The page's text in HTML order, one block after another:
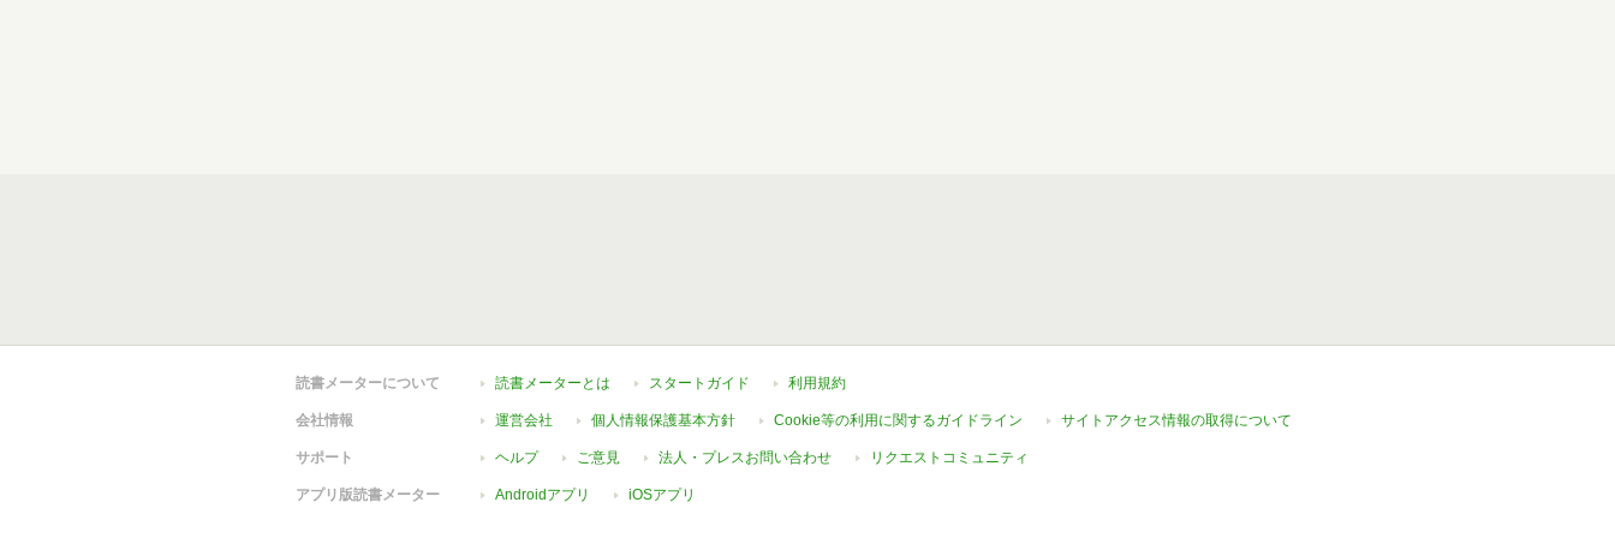
読書メーターについて 読書メーターとは スタートガイド 利用規約
会社情報 運営会社 個人情報保護基本方針 Cookie等の利用に関するガイドライン サイトアクセス情報の取得について
サポート ヘルプ ご意見 法人・プレスお問い合わせ リクエストコミュニティ
アプリ版読書メーター Androidアプリ iOSアプリ